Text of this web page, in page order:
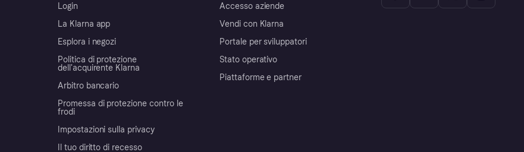
Login
La Klarna app
Esplora i negozi
Politica di protezione
dell'acquirente Klarna
Arbitro bancario
Promessa di protezione contro le
frodi
Impostazioni sulla privacy
Il tuo diritto di recesso
Accesso aziende
Vendi con Klarna
Portale per sviluppatori
Stato operativo
Piattaforme e partner